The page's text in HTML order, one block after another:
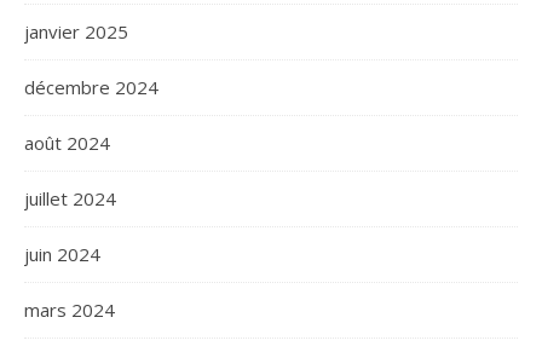
janvier 2025
décembre 2024
août 2024
juillet 2024
juin 2024
mars 2024